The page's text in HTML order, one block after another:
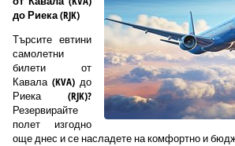
до Риека (RJK)
Търсите евтини
самолетни
билети от
Кавала (KVA) до
Риека (RJK)?
Резервирайте
полет изгодно
още днес и се насладете на комфортно и